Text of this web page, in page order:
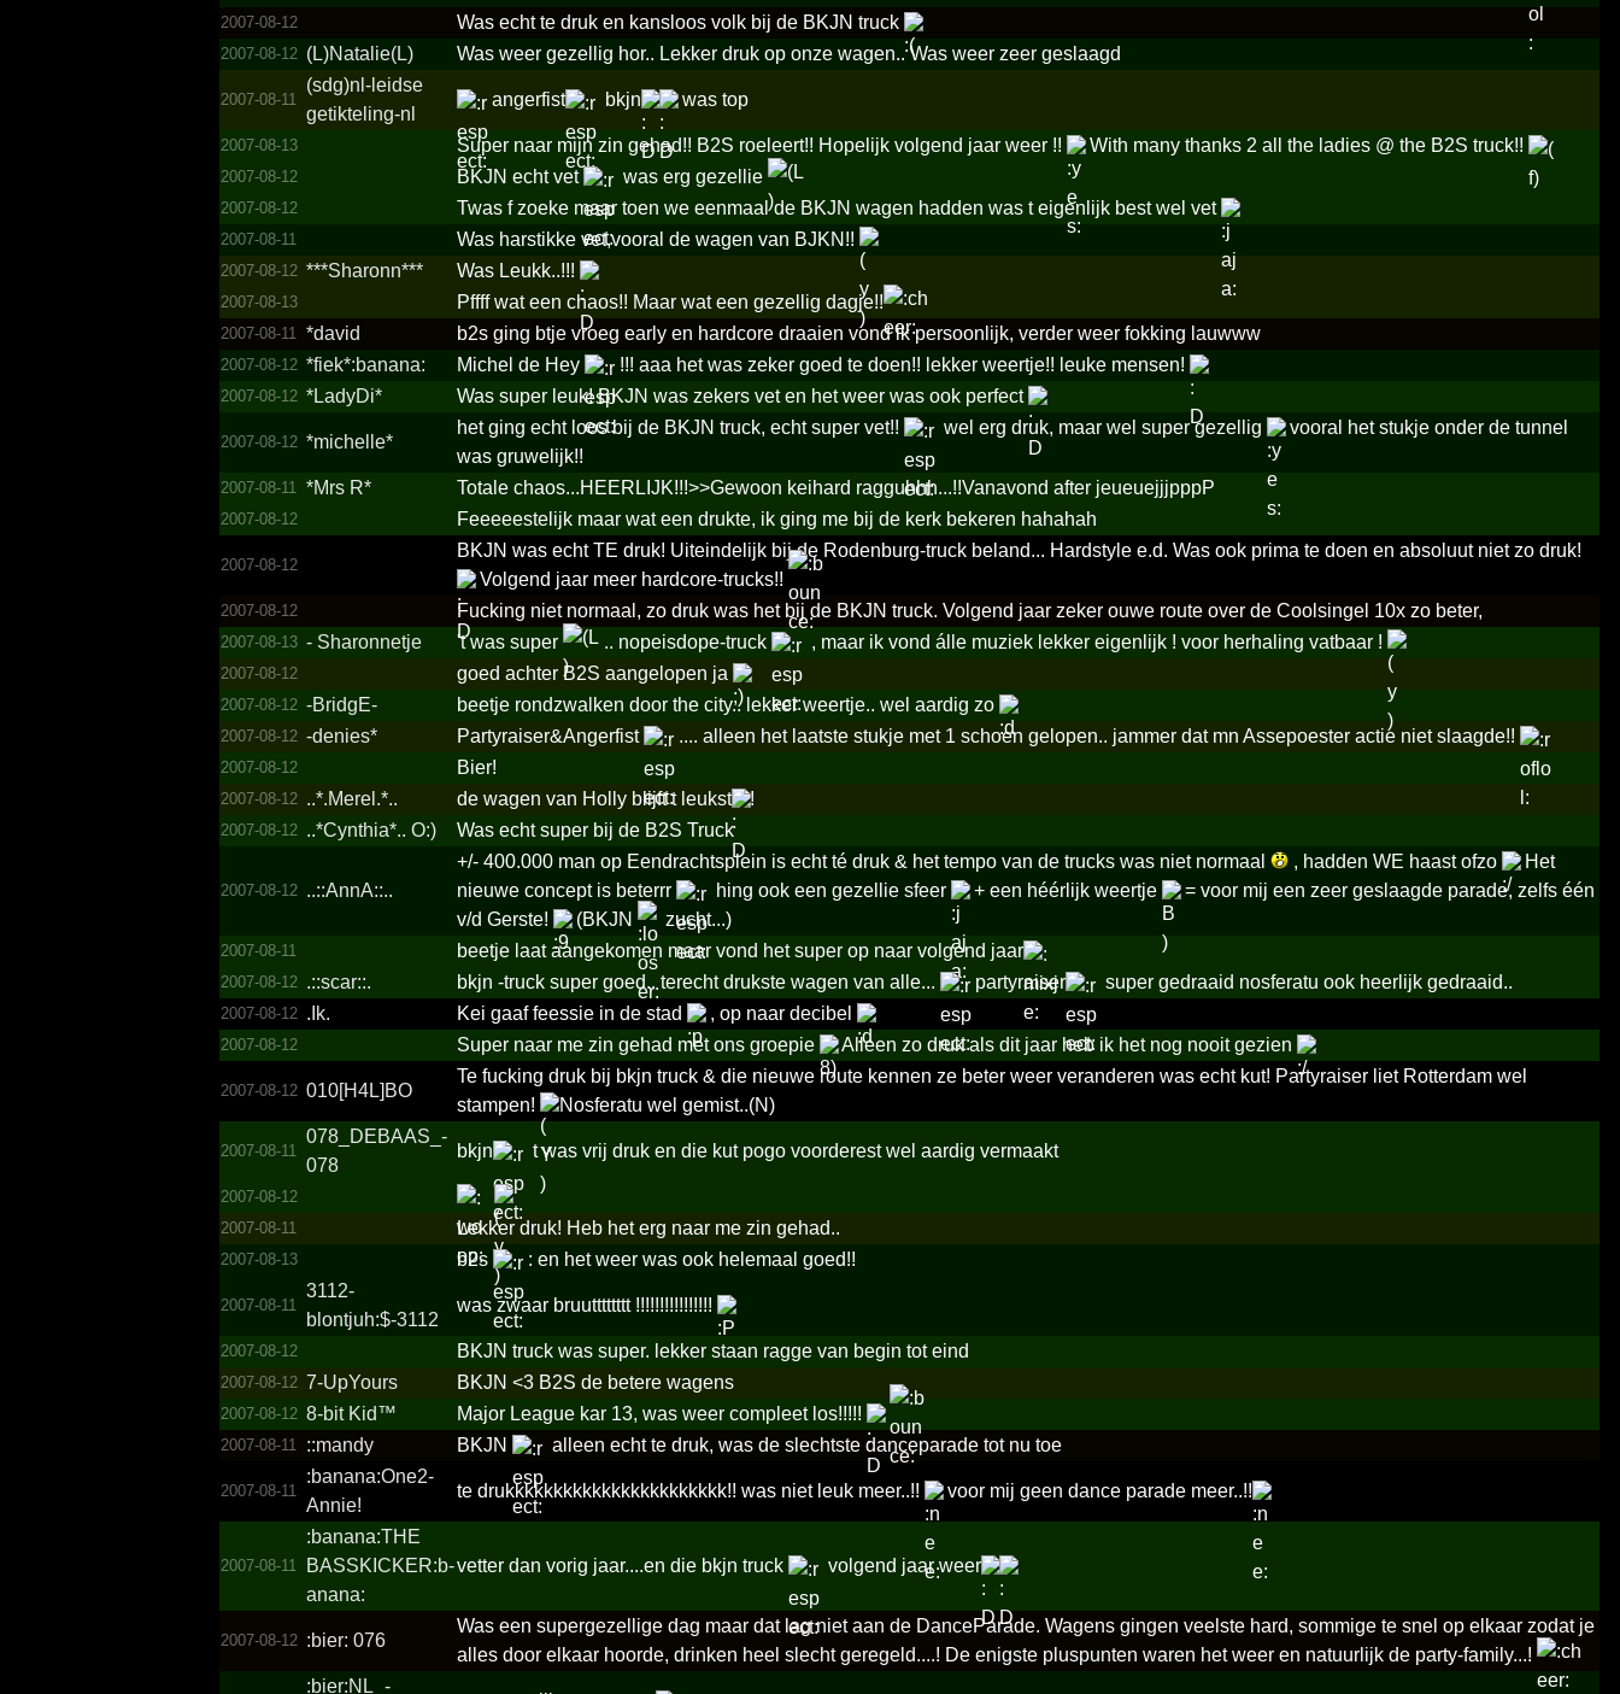
2007-08-12 Was echt te druk en kansloos volk bij de BKJN truck
2007-08-12 (L)Nat­alie(L­) Was weer gezellig hor.. Lekker druk op onze wagen.. Was weer zeer geslaagd
2007-08-11
(sdg)nl-leidse
getikteling-nl
angerfist bkjn was top
2007-08-13 Super naar mijn zin gehad!! B2S roeleert!! Hopelijk volgend jaar weer !! With many thanks 2 all the ladies @ the B2S truck!!
2007-08-12 BKJN echt vet was erg gezellie
2007-08-12 Twas f zoeke maar toen we eenmaal de BKJN wagen hadden was t eigenlijk best wel vet
2007-08-11 Was harstikke vet,vooral de wagen van BJKN!!
2007-08-12 ***­Sharonn***­ Was Leukk..!!!
2007-08-13 Pffff wat een chaos!! Maar wat een gezellig dagje!!
2007-08-11 *david b2s ging btje vroeg early en hardcore draaien vond ik persoonlijk, verder weer fokking lauwww
2007-08-12 *­fiek*­:banana: Michel de Hey !!! aaa het was zeker goed te doen!! lekker weertje!! leuke mensen!
2007-08-12 *LadyDi* Was super leuk! BKJN was zekers vet en het weer was ook perfect
2007-08-12 *michelle*
het ging echt loos bij de BKJN truck, echt super vet!! wel erg druk, maar wel super gezellig
vooral het stukje onder de tunnel
was gruwelijk!!
2007-08-11 *Mrs R* Totale chaos...HEERLIJK!!!>>Gewoon keihard ragguhhh...!!Vanavond after jeueuejjjpppP
2007-08-12 Feeeeestelijk maar wat een drukte, ik ging me bij de kerk bekeren hahahah
2007-08-12
BKJN was echt TE druk! Uiteindelijk bij de Rodenburg-truck beland... Hardstyle e.d. Was ook prima te doen en absoluut niet zo druk!
Volgend jaar meer hardcore-trucks!!
2007-08-12 Fucking niet normaal, zo druk was het bij de BKJN truck. Volgend jaar zeker ouwe route over de Coolsingel 10x zo beter,
2007-08-13 - Sharonnetje 't was super .. nopeisdope-truck , maar ik vond álle muziek lekker eigenlijk ! voor herhaling vatbaar !
2007-08-12 goed achter B2S aangelopen ja
2007-08-12 -BridgE- beetje rondzwalken door the city.. lekker weertje.. wel aardig zo
2007-08-12 -denies* Partyraiser&Angerfist .... alleen het laatste stukje met 1 schoen gelopen.. jammer dat mn Assepoester actie niet slaagde!!
2007-08-12 Bier!
2007-08-12 ..*.­Merel.*..­ de wagen van Holly blijft t leukst !
2007-08-12 ..*­Cynthia*..­ O:) Was echt super bij de B2S Truck
2007-08-12 ..::AnnA::..
+/- 400.000 man op Eendrachtsplein is echt té druk & het tempo van de trucks was niet normaal , hadden WE haast ofzo
Het
nieuwe concept is beterrr
hing ook een gezellie sfeer + een héérlijk weertje
= voor mij een zeer geslaagde parade, zelfs één
v/d Gerste!
(BKJN zucht...)
2007-08-11 beetje laat aangekomen maar vond het super op naar volgend jaar
2007-08-12 .::scar::. bkjn -truck super goed.. terecht drukste wagen van alle... partyraiser super gedraaid nosferatu ook heerlijk gedraaid..
2007-08-12 .Ik. Kei gaaf feessie in de stad , op naar decibel
2007-08-12 Super naar me zin gehad met ons groepie Alleen zo druk als dit jaar heb ik het nog nooit gezien
2007-08-12 010[H4L]BO
Te fucking druk bij bkjn truck & die nieuwe route kennen ze beter weer veranderen was echt kut! Partyraiser liet Rotterdam wel
stampen!
Nosferatu wel gemist..(N)
2007-08-11
078_­DEBAAS_­
078
bkjn t was vrij druk en die kut pogo voorderest wel aardig vermaakt
2007-08-12
2007-08-11
Lekker druk! Heb het erg naar me zin gehad..
2007-08-13 b2s : en het weer was ook helemaal goed!!
2007-08-11
3112-
blontjuh:$­-3112
was zwaar bruutttttttt !!!!!!!!!!!!!!!!
2007-08-12 BKJN truck was super. lekker staan ragge van begin tot eind
2007-08-12 7-UpYours BKJN <3 B2S de betere wagens
2007-08-12 8-bit Kid™ Major League kar 13, was weer compleet los!!!!!
2007-08-11 ::mandy BKJN alleen echt te druk, was de slechtste danceparade tot nu toe
2007-08-11
:banan­a:One2­
Annie!­
te drukkkkkkkkkkkkkkkkkkkkkkk!! was niet leuk meer..!! voor mij geen dance parade meer..!!
2007-08-11
:banana:THE
BASSKI­CKER:b­
anana:
vetter dan vorig jaar....en die bkjn truck volgend jaar weer
2007-08-12 :bier: 076
Was een supergezellige dag maar dat lag niet aan de DanceParade. Wagens gingen veelste hard, sommige te snel op elkaar zodat je
alles door elkaar hoorde, drinken heel slecht geregeld....! De enigste pluspunten waren het weer en natuurlijk de party-family...!
:bier:NL_­